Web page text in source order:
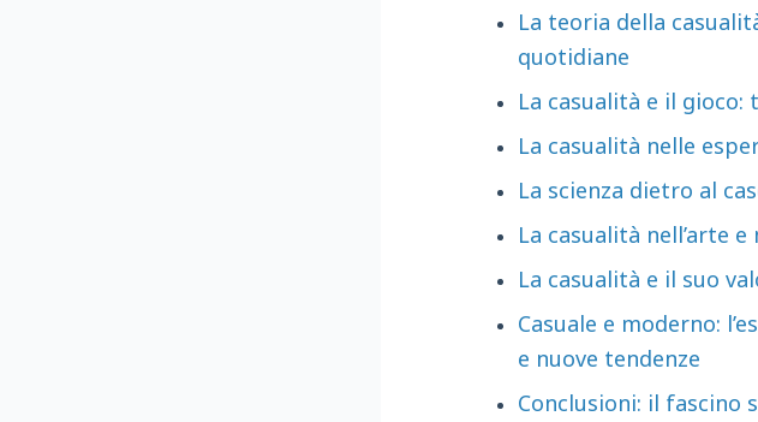
La teoria della
quotidiane
La casualità e il
La casualità nelle
La scienza dietro al
La casualità nell’arte
La casualità e il suo
Casuale e moderno:
e nuove tendenze
Conclusioni: il fascino